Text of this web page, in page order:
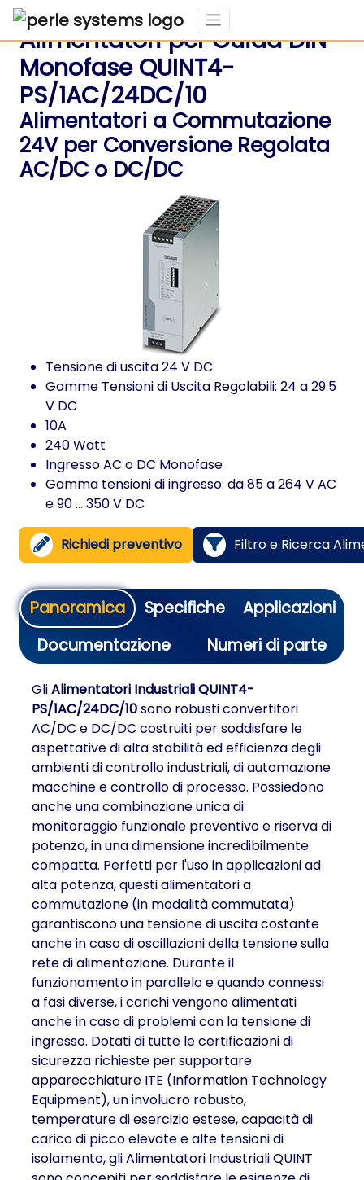
Alimentatori per Guida DIN
Monofase QUINT4-
PS/1AC/24DC/10
Alimentatori a Commutazione
24V per Conversione Regolata
AC/DC o DC/DC
Tensione di uscita 24 V DC
Gamme Tensioni di Uscita Regolabili: 24 a 29.5
V DC
10A
240 Watt
Ingresso AC o DC Monofase
Gamma tensioni di ingresso: da 85 a 264 V AC
e 90 ... 350 V DC
Richiedi preventivo Filtro e Ricerca
Panoramica Specifiche
Applicazioni
Documentazione
Numeri di parte
GliAlimentatori Industriali QUINT4-
PS/1AC/24DC/10sono robusti convertitori
AC/DC e DC/DC costruiti per soddisfare le
aspettative di alta stabilità ed efficienza degli
ambienti di controllo industriali, di automazione
macchine e controllo di processo. Possiedono
anche una combinazione unica di
monitoraggio funzionale preventivo e riserva di
potenza, in una dimensione incredibilmente
compatta. Perfetti per l'uso in applicazioni ad
alta potenza, questi alimentatori a
commutazione (in modalità commutata)
garantiscono una tensione di uscita costante
anche in caso di oscillazioni della tensione sulla
rete di alimentazione. Durante il
funzionamento in parallelo e quando connessi
a fasi diverse, i carichi vengono alimentati
anche in caso di problemi con la tensione di
ingresso. Dotati di tutte le certificazioni di
sicurezza richieste per supportare
apparecchiature ITE (Information Technology
Equipment), un involucro robusto,
temperature di esercizio estese, capacità di
carico di picco elevate e alte tensioni di
isolamento, gli Alimentatori Industriali QUINT